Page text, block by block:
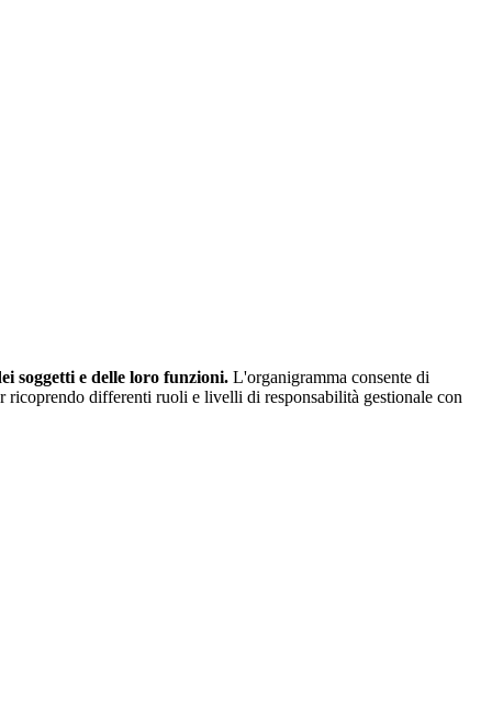
soggetti e delle loro funzioni. L'organigramma consente di
differenti ruoli e livelli di responsabilità gestionale con